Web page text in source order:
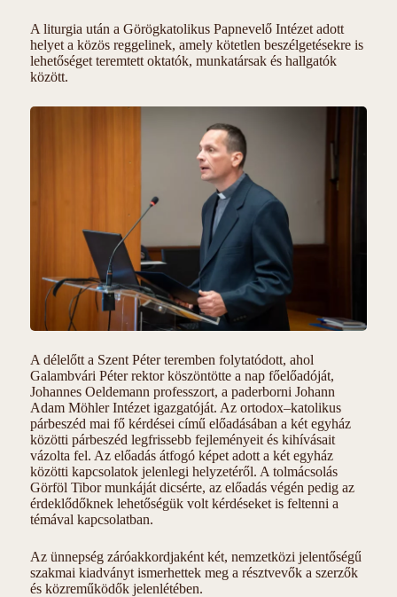
A liturgia után a Görögkatolikus Papnevelő Intézet adott
helyet a közös reggelinek, amely kötetlen beszélgetésekre is
lehetőséget teremtett oktatók, munkatársak és hallgatók
között.
A délelőtt a Szent Péter teremben folytatódott, ahol
Galambvári Péter rektor köszöntötte a nap főelőadóját,
Johannes Oeldemann professzort, a paderborni Johann
Adam Möhler Intézet igazgatóját. Az ortodox–katolikus
párbeszéd mai fő kérdései című előadásában a két egyház
közötti párbeszéd legfrissebb fejleményeit és kihívásait
vázolta fel. Az előadás átfogó képet adott a két egyház
közötti kapcsolatok jelenlegi helyzetéről. A tolmácsolás
Görföl Tibor munkáját dicsérte, az előadás végén pedig az
érdeklődőknek lehetőségük volt kérdéseket is feltenni a
témával kapcsolatban.
Az ünnepség záróakkordjaként két, nemzetközi jelentőségű
szakmai kiadványt ismerhettek meg a résztvevők a szerzők
és közreműködők jelenlétében.